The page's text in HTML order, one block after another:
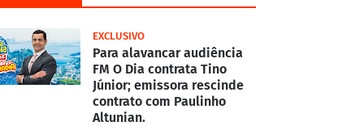
EXCLUSIVO
Para alavancar audiência
FM O Dia contrata Tino
Júnior; emissora rescinde
contrato com Paulinho
Altunian.